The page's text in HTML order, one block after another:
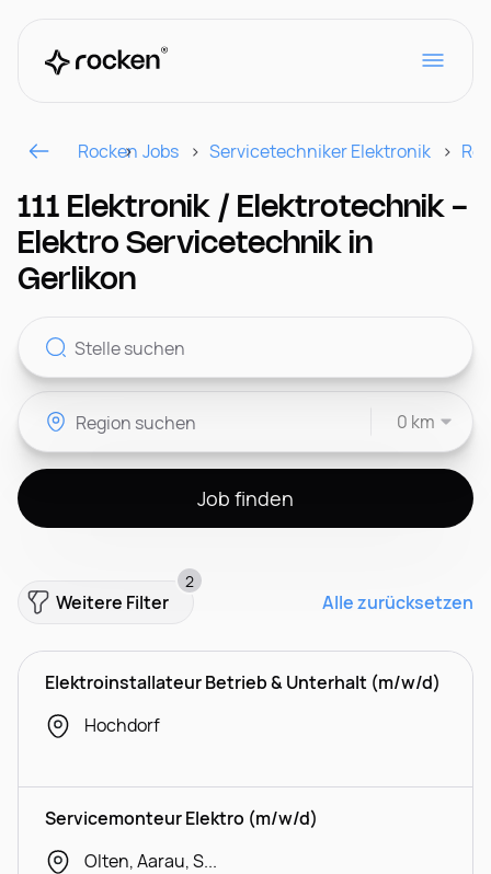
Für Arbeitgeber
Kontakt
Rocken Jobs Servicetechniker Elektronik
111 Elektronik / Elektrotechnik -
Elektro Servicetechnik in
Gerlikon
0 km
Job finden
Weitere Filter
2
Alle zurücksetzen
Elektroinstallateur Betrieb & Unterhalt (m/w/d)
Hochdorf
Servicemonteur Elektro (m/w/d)
Olten, Aarau, Spreitenbach